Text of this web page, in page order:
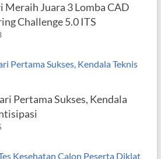
Juara 3 Lomba CAD
Challenge 5.0 ITS
Pertama Sukses, Kendala